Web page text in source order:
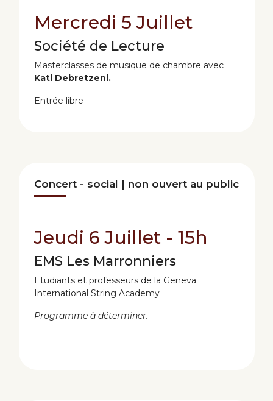
Mercredi 5 Juillet
Société de Lecture
Masterclasses de musique de chambre avec
Kati Debretzeni.
Entrée libre
Concert - social | non ouvert au public
Jeudi 6 Juillet - 15h
EMS Les Marronniers
Etudiants et professeurs de la Geneva
International String Academy
Programme à déterminer.